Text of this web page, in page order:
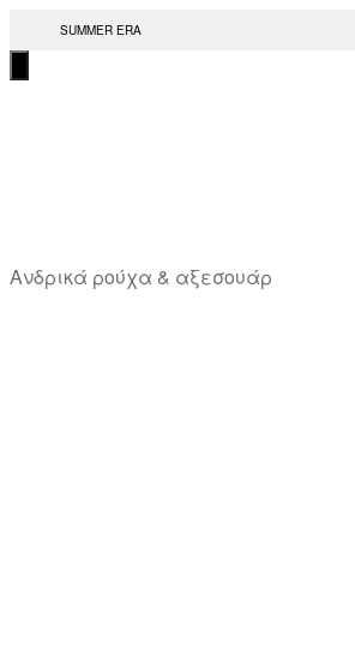
Μετάβαση
στο
περιεχόμενο
SUMMER ERA
Ανδρικά ρούχα & αξεσουάρ